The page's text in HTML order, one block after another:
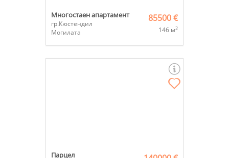
Многостаен апартамент
гр.Кюстендил
Могилата
85500 €
146 м2
Парцел